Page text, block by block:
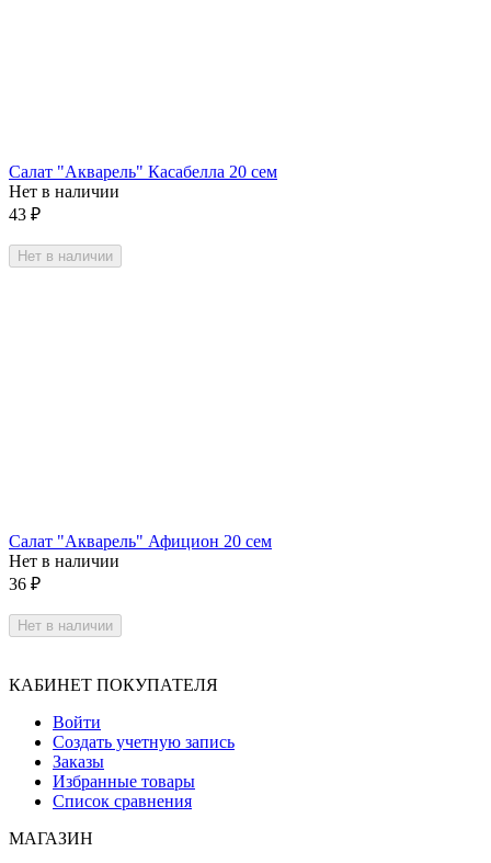
Салат "Акварель" Касабелла 20 сем
Нет в наличии
43 ₽
Нет в наличии
Салат "Акварель" Афицион 20 сем
Нет в наличии
36 ₽
Нет в наличии
КАБИНЕТ ПОКУПАТЕЛЯ
Войти
Создать учетную запись
Заказы
Избранные товары
Список сравнения
МАГАЗИН